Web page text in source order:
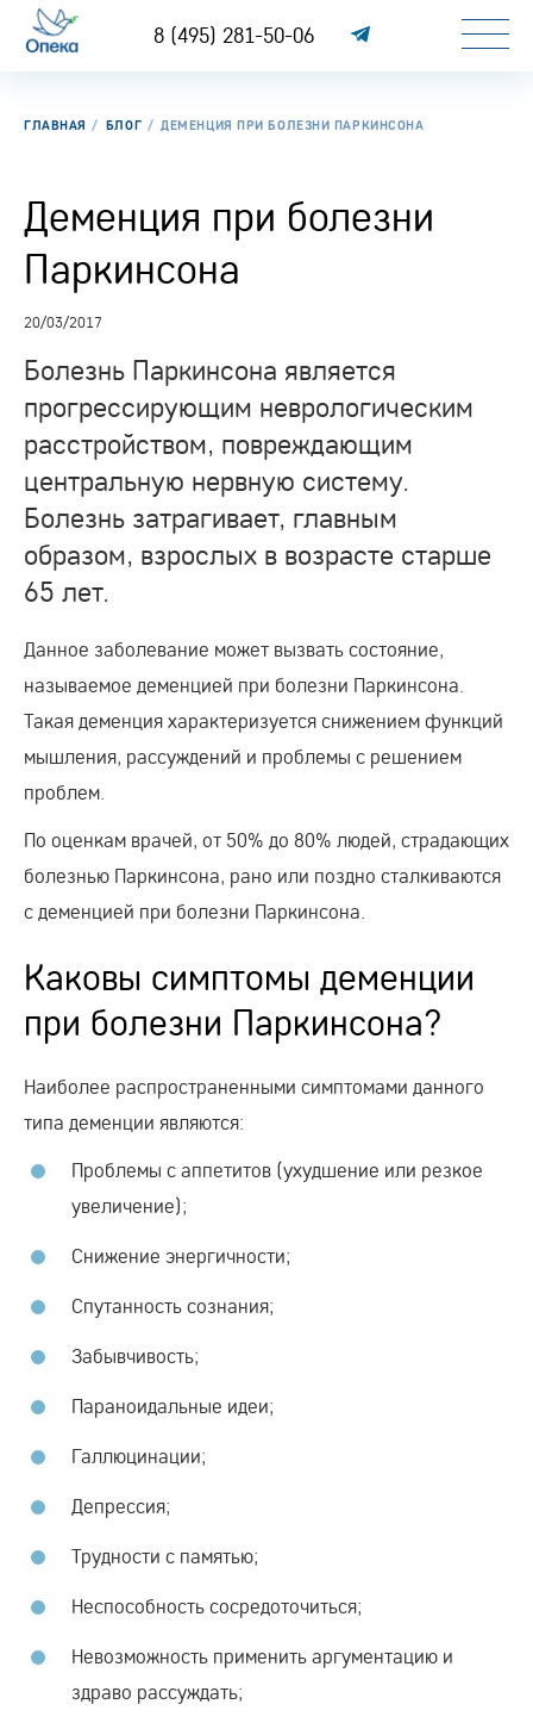
8 (495) 281-50-06
ГЛАВНАЯ БЛОГ ДЕМЕНЦИЯ ПРИ БОЛЕЗНИ ПАРКИНСОНА
Деменция при болезни
Паркинсона
20/03/2017
Болезнь Паркинсона является
прогрессирующим неврологическим
расстройством, повреждающим
центральную нервную систему.
Болезнь затрагивает, главным
образом, взрослых в возрасте старше
65 лет.
Данное заболевание может вызвать состояние,
называемое деменцией при болезни Паркинсона.
Такая деменция характеризуется снижением функций
мышления, рассуждений и проблемы с решением
проблем.
По оценкам врачей, от 50% до 80% людей, страдающих
болезнью Паркинсона, рано или поздно сталкиваются
с деменцией при болезни Паркинсона.
Каковы симптомы деменции
при болезни Паркинсона?
Наиболее распространенными симптомами данного
типа деменции являются:
Проблемы с аппетитов (ухудшение или резкое
увеличение);
Снижение энергичности;
Спутанность сознания;
Забывчивость;
Параноидальные идеи;
Галлюцинации;
Депрессия;
Трудности с памятью;
Неспособность сосредоточиться;
Невозможность применить аргументацию и
здраво рассуждать;